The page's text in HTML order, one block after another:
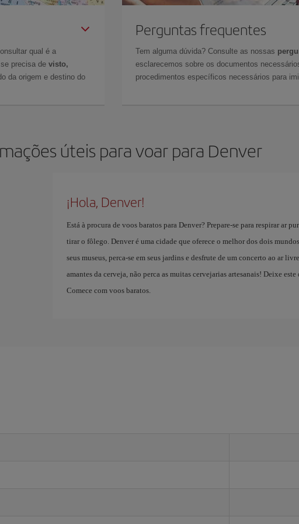
qual é a
precisa de visto,
da origem e destino do
Perguntas frequentes
Tem alguma dúvida? Consulte as nossas
esclarecemos sobre os documentos
procedimentos específicos necessários para
úteis para voar para Denver
¡Hola, Denver!
Está à procura de voos baratos para Denver? Prepare-se para respirar ar
tirar o fôlego. Denver é uma cidade que oferece o melhor dos dois
seus museus, perca-se em seus jardins e desfrute de um concerto ao ar
amantes da cerveja, não perca as muitas cervejarias artesanais! Deixe
Comece com voos baratos.